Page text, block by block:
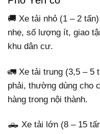
🚚 Xe tải nhỏ (1 – 2
nhẹ, số lượng ít, giao
khu dân cư.
🚛 Xe tải trung (3,5 – 5
phải, thường dùng cho
hàng trong nội thành.
🛻 Xe tải lớn (8 – 15